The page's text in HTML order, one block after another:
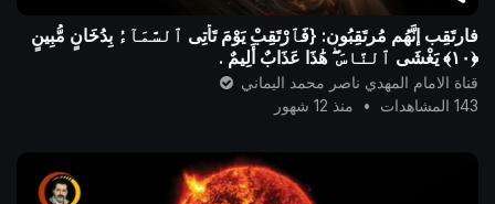
فارتَقِب إنَّهُم مُرتَقِبُون: {فَٱرْتَقِبْ يَوْمَ تَأْتِى ٱلسَّمَآءُ بِدُخَانٍ مُّبِينٍ
قناة الامام المهدي ناصر محمد اليماني
143 المشاهدات
• منذ 12 شهور